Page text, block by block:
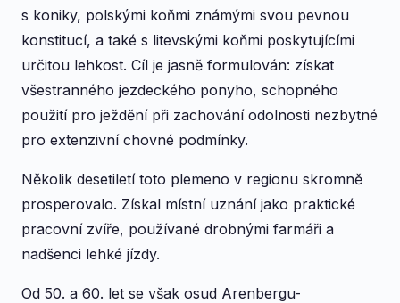
s koniky, polskými koňmi známými svou pevnou
konstitucí, a také s litevskými koňmi poskytujícími
určitou lehkost. Cíl je jasně formulován: získat
všestranného jezdeckého ponyho, schopného
použití pro ježdění při zachování odolnosti nezbytné
pro extenzivní chovné podmínky.
Několik desetiletí toto plemeno v regionu skromně
prosperovalo. Získal místní uznání jako praktické
pracovní zvíře, používané drobnými farmáři a
nadšenci lehké jízdy.
Od 50. a 60. let se však osud Arenbergu-